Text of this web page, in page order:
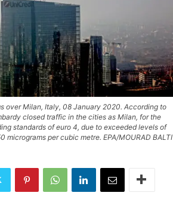
over Milan, Italy, 08 January 2020. According to
closed traffic in the cities as Milan, for the
standards of euro 4, due to exceeded levels of
micrograms per cubic metre. EPA/MOURAD BALTI